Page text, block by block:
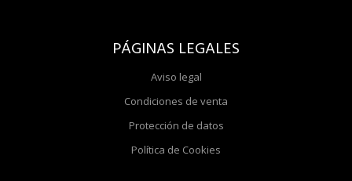
PÁGINAS LEGALES
Aviso legal
Condiciones de venta
Protección de datos
Política de Cookies